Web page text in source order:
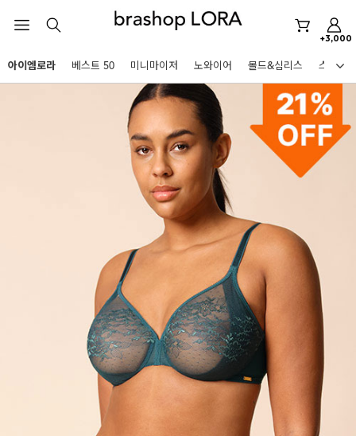
+3,000
HOT KEYWORDS
아이엠로라
노와이어
르미스떼르
미니마이저
아이엠로라
스포츠브라
노와이어
르미스떼르
아이엠로라
스포츠브라
노와이어
BEST
아니타스포츠 파르페 고사드 스트랩리스
아이엠로라 베스트 50 미니마이저 노와이어 몰드&심리스 스포츠